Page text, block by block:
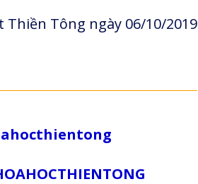
Thiền Tông ngày 06/10/2019